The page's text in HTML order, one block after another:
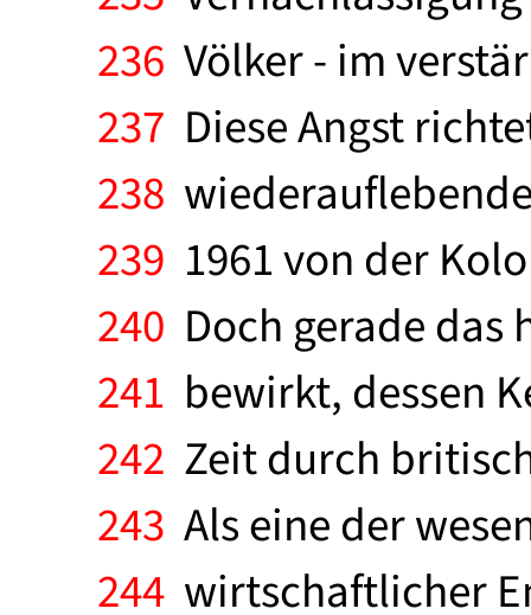
236 Völker - im
237 Diese Angst
238
239 1961 von der
240 Doch gerade das
241 bewirkt, dessen
242 Zeit durch
243 Als eine der
244 wirtschaftlicher